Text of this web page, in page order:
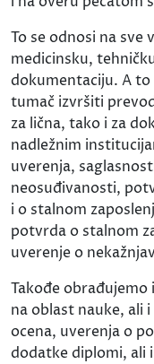
To se odnosi na
medicinsku,
dokumentaciju. A to
tumač izvršiti
za lična, tako i za
nadležnim
uverenja,
neosuđivanosti,
i o stalnom
potvrda o stalnom
uverenje o
Takođe obrađujemo
na oblast nauke, ali
ocena, uverenja o
dodatke diplomi, ali